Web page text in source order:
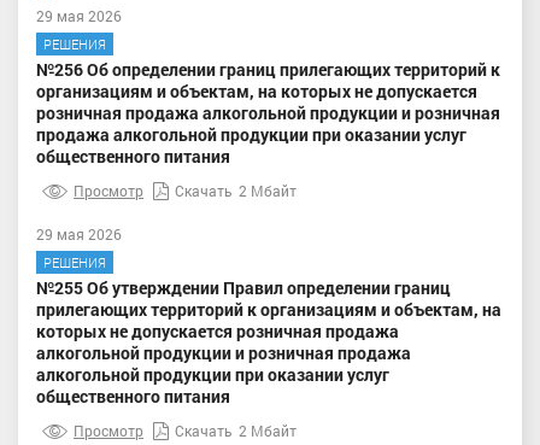
29 мая 2026
РЕШЕНИЯ
№256 Об определении границ прилегающих территорий к
организациям и объектам, на которых не допускается
розничная продажа алкогольной продукции и розничная
продажа алкогольной продукции при оказании услуг
общественного питания
Просмотр Скачать 2 Мбайт
29 мая 2026
РЕШЕНИЯ
№255 Об утверждении Правил определении границ
прилегающих территорий к организациям и объектам, на
которых не допускается розничная продажа
алкогольной продукции и розничная продажа
алкогольной продукции при оказании услуг
общественного питания
Просмотр Скачать 2 Мбайт